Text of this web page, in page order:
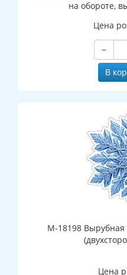
на обороте,
Цена
−
В
М-18198 Вырубная
Цена